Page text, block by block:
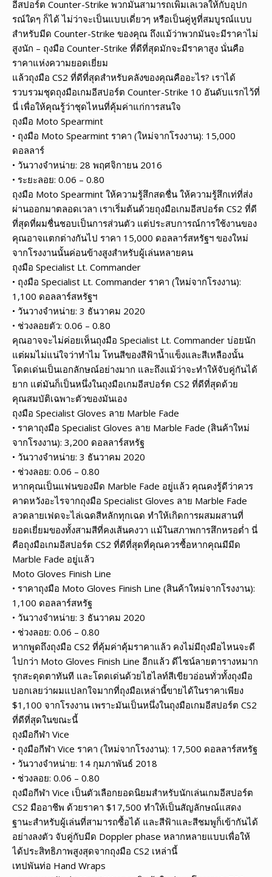
อีสปอร์ต Counter-Strike พวกมันสามารถเพิ่มเลเวลให้กับอุปก
รณ์ใดๆ ก็ได้ ไม่ว่าจะเป็นแบบเดี่ยวๆ หรือเป็นคู่หูที่สมบูรณ์แบบ
สำหรับมีด Counter-Strike ของคุณ ถึงแม้ว่าพวกมันจะมีราคาไม่
สูงนัก – ถุงมือ Counter-Strike ที่ดีที่สุดมักจะมีราคาสูง นั่นคือ
ราคาแห่งความยอดเยี่ยม
แล้วถุงมือ CS2 ที่ดีที่สุดสำหรับคลังของคุณคืออะไร? เราได้
รวบรวมชุดถุงมือเกมอีสปอร์ต Counter-Strike 10 อันดับแรกไว้ที่
นี่ เพื่อให้คุณรู้ว่าชุดไหนที่คุ้มค่าแก่การสนใจ
ถุงมือ Moto Spearmint
• ถุงมือ Moto Spearmint ราคา (ใหม่จากโรงงาน): 15,000
ดอลลาร์
• วันวางจำหน่าย: 28 พฤศจิกายน 2016
• ระยะลอย: 0.06 – 0.80
ถุงมือ Moto Spearmint ให้ความรู้สึกสดชื่น ให้ความรู้สึกเท่ที่ส่ง
ผ่านออกมาตลอดเวลา เราเริ่มต้นด้วยถุงมือเกมอีสปอร์ต CS2 ที่ดี
ที่สุดที่ผมชื่นชอบเป็นการส่วนตัว แต่ประสบการณ์การใช้งานของ
คุณอาจแตกต่างกันไป ราคา 15,000 ดอลลาร์สหรัฐฯ ของใหม่
จากโรงงานนั้นค่อนข้างสูงสำหรับผู้เล่นหลายคน
ถุงมือ Specialist Lt. Commander
• ถุงมือ Specialist Lt. Commander ราคา (ใหม่จากโรงงาน):
1,100 ดอลลาร์สหรัฐฯ
• วันวางจำหน่าย: 3 ธันวาคม 2020
• ช่วงลอยตัว: 0.06 – 0.80
คุณอาจจะไม่ค่อยเห็นถุงมือ Specialist Lt. Commander บ่อยนัก
แต่ผมไม่แน่ใจว่าทำไม โทนสีของสีฟ้าน้ำแข็งและสีเหลืองนั้น
โดดเด่นเป็นเอกลักษณ์อย่างมาก และถึงแม้ว่าจะทำให้จับคู่กันได้
ยาก แต่มันก็เป็นหนึ่งในถุงมือเกมอีสปอร์ต CS2 ที่ดีที่สุดด้วย
คุณสมบัติเฉพาะตัวของมันเอง
ถุงมือ Specialist Gloves ลาย Marble Fade
• ราคาถุงมือ Specialist Gloves ลาย Marble Fade (สินค้าใหม่
จากโรงงาน): 3,200 ดอลลาร์สหรัฐ
• วันวางจำหน่าย: 3 ธันวาคม 2020
• ช่วงลอย: 0.06 – 0.80
หากคุณเป็นแฟนของมีด Marble Fade อยู่แล้ว คุณคงรู้ดีว่าควร
คาดหวังอะไรจากถุงมือ Specialist Gloves ลาย Marble Fade
ลวดลายเฟดจะไล่เฉดสีหลักทุกเฉด ทำให้เกิดการผสมผสานที่
ยอดเยี่ยมของทั้งสามสีที่คงเส้นคงวา แม้ในสภาพการสึกหรอต่ำ นี่
คือถุงมือเกมอีสปอร์ต CS2 ที่ดีที่สุดที่คุณควรซื้อหากคุณมีมีด ​​
Marble Fade อยู่แล้ว
Moto Gloves Finish Line
• ราคาถุงมือ Moto Gloves Finish Line (สินค้าใหม่จากโรงงาน):
1,100 ดอลลาร์สหรัฐ
• วันวางจำหน่าย: 3 ธันวาคม 2020
• ช่วงลอย: 0.06 – 0.80
หากพูดถึงถุงมือ CS2 ที่คุ้มค่าคุ้มราคาแล้ว คงไม่มีถุงมือไหนจะดี
ไปกว่า Moto Gloves Finish Line อีกแล้ว ดีไซน์ลายตารางหมาก
รุกสะดุดตาทันที และโดดเด่นด้วยไฮไลท์สีเขียวอ่อนทั่วทั้งถุงมือ
บอกเลยว่าผมแปลกใจมากที่ถุงมือเหล่านี้ขายได้ในราคาเพียง
$1,100 จากโรงงาน เพราะมันเป็นหนึ่งในถุงมือเกมอีสปอร์ต CS2
ที่ดีที่สุดในขณะนี้
ถุงมือกีฬา Vice
• ถุงมือกีฬา Vice ราคา (ใหม่จากโรงงาน): 17,500 ดอลลาร์สหรัฐ
• วันวางจำหน่าย: 14 กุมภาพันธ์ 2018
• ช่วงลอย: 0.06 – 0.80
ถุงมือกีฬา Vice เป็นตัวเลือกยอดนิยมสำหรับนักเล่นเกมอีสปอร์ต
CS2 มืออาชีพ ด้วยราคา $17,500 ทำให้เป็นสัญลักษณ์แสดง
ฐานะสำหรับผู้เล่นที่สามารถซื้อได้ และสีฟ้าและสีชมพูก็เข้ากันได้
อย่างลงตัว จับคู่กับมีด Doppler phase หลากหลายแบบเพื่อให้
ได้ประสิทธิภาพสูงสุดจากถุงมือ CS2 เหล่านี้
เทปพันท่อ Hand Wraps